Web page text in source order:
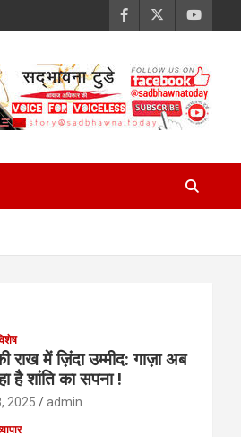
राख में ज़िंदा उम्मीद: गाज़ा अब
है शांति का सपना !
2025 admin